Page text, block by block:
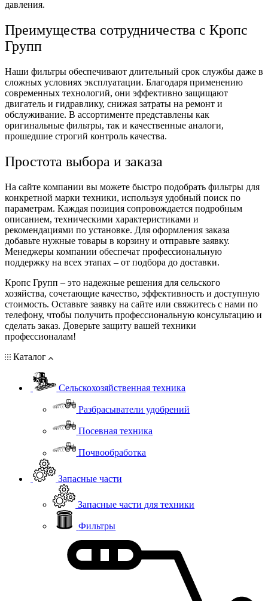
давления.
Преимущества сотрудничества с Кропс
Групп
Наши фильтры обеспечивают длительный срок службы даже в
сложных условиях эксплуатации. Благодаря применению
современных технологий, они эффективно защищают
двигатель и гидравлику, снижая затраты на ремонт и
обслуживание. В ассортименте представлены как
оригинальные фильтры, так и качественные аналоги,
прошедшие строгий контроль качества.
Простота выбора и заказа
На сайте компании вы можете быстро подобрать фильтры для
конкретной марки техники, используя удобный поиск по
параметрам. Каждая позиция сопровождается подробным
описанием, техническими характеристиками и
рекомендациями по установке. Для оформления заказа
добавьте нужные товары в корзину и отправьте заявку.
Менеджеры компании обеспечат профессиональную
поддержку на всех этапах – от подбора до доставки.
Кропс Групп – это надежные решения для сельского
хозяйства, сочетающие качество, эффективность и доступную
стоимость. Оставьте заявку на сайте или свяжитесь с нами по
телефону, чтобы получить профессиональную консультацию и
сделать заказ. Доверьте защиту вашей техники
профессионалам!
Каталог
Сельскохозяйственная техника
Разбрасыватели удобрений
Посевная техника
Почвообработка
Запасные части
Запасные части для техники
Фильтры